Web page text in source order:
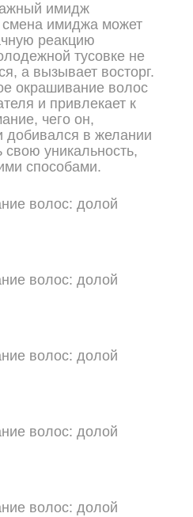
имидж
смена имиджа может
реакцию
тусовке не
а вызывает восторг.
окрашивание волос
и привлекает к
чего он,
добивался в желании
свою уникальность,
способами.